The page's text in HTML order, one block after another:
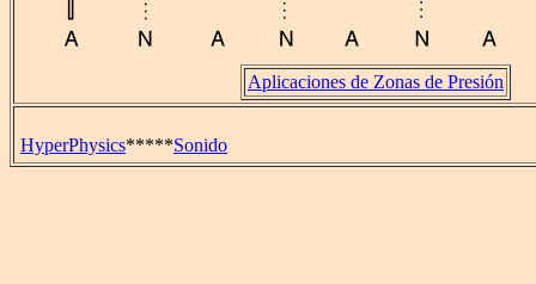
Aplicaciones de Zonas de Presión
HyperPhysics*****Sonido